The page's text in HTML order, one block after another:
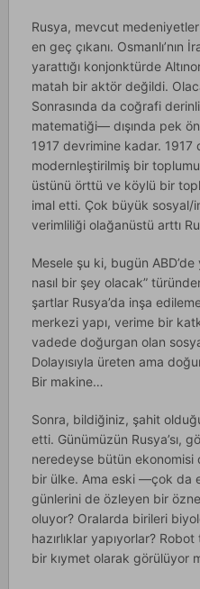
Rusya, mevcut
en geç çıkanı. Osmanlı’nın
yarattığı konjonktürde
matah bir aktör değildi.
Sonrasında da coğrafi
matematiği— dışında pek
1917 devrimine kadar.
modernleştirilmiş bir
üstünü örttü ve köylü bir
imal etti. Çok büyük sosyal/
verimliliği olağanüstü arttı
Mesele şu ki, bugün
nasıl bir şey olacak”
şartlar Rusya’da inşa
merkezi yapı, verime bir
vadede doğurgan olan
Dolayısıyla üreten ama
Bir makine…
Sonra, bildiğiniz, şahit
etti. Günümüzün Rusya’sı,
neredeyse bütün
bir ülke. Ama eski —çok da
günlerini de özleyen bir
oluyor? Oralarda birileri
hazırlıklar yapıyorlar?
bir kıymet olarak görülüyor